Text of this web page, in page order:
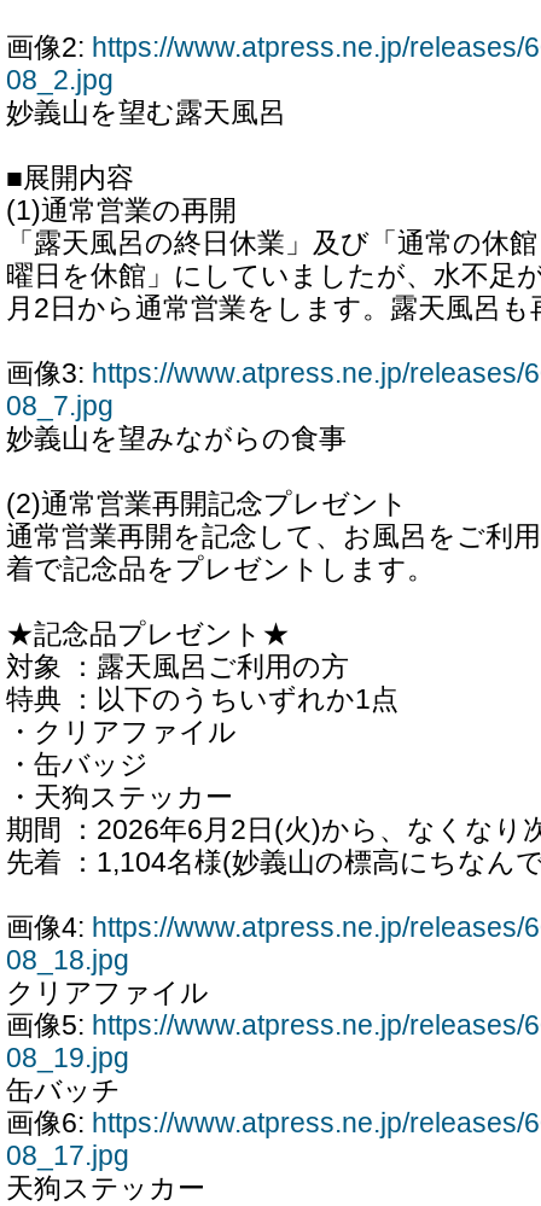
画像2: https://www.atpress.ne.jp/releases/
08_2.jpg
妙義山を望む露天風呂
■展開内容
(1)通常営業の再開
「露天風呂の終日休業」及び「通常の休
曜日を休館」にしていましたが、水不足
月2日から通常営業をします。露天風呂
画像3: https://www.atpress.ne.jp/releases/
08_7.jpg
妙義山を望みながらの食事
(2)通常営業再開記念プレゼント
通常営業再開を記念して、お風呂をご利
着で記念品をプレゼントします。
★記念品プレゼント★
対象 ：露天風呂ご利用の方
特典 ：以下のうちいずれか1点
・クリアファイル
・缶バッジ
・天狗ステッカー
期間 ：2026年6月2日(火)から、なくなり
先着 ：1,104名様(妙義山の標高にちなん
画像4: https://www.atpress.ne.jp/releases/
08_18.jpg
クリアファイル
画像5: https://www.atpress.ne.jp/releases/
08_19.jpg
缶バッチ
画像6: https://www.atpress.ne.jp/releases/
08_17.jpg
天狗ステッカー